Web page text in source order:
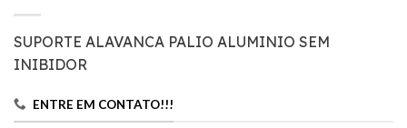
SUPORTE ALAVANCA PALIO ALUMINIO SEM
INIBIDOR
ENTRE EM CONTATO!!!